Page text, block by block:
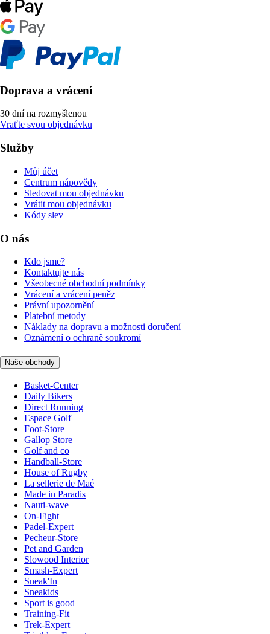
Doprava a vrácení
30 dní na rozmyšlenou
Vraťte svou objednávku
Služby
Můj účet
Centrum nápovědy
Sledovat mou objednávku
Vrátit mou objednávku
Kódy slev
O nás
Kdo jsme?
Kontaktujte nás
Všeobecné obchodní podmínky
Vrácení a vrácení peněz
Právní upozornění
Platební metody
Náklady na dopravu a možnosti doručení
Oznámení o ochraně soukromí
Naše obchody
Basket-Center
Daily Bikers
Direct Running
Espace Golf
Foot-Store
Gallop Store
Golf and co
Handball-Store
House of Rugby
La sellerie de Maé
Made in Paradis
Nauti-wave
On-Fight
Padel-Expert
Pecheur-Store
Pet and Garden
Slowood Interior
Smash-Expert
Sneak'In
Sneakids
Sport is good
Training-Fit
Trek-Expert